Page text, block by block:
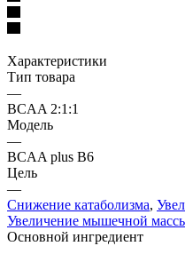
Характеристики
Тип товара
—
BCAA 2:1:1
Модель
—
BCAA plus B6
Цель
—
Снижение катаболизма,
Увеличение мышечной
Основной ингредиент